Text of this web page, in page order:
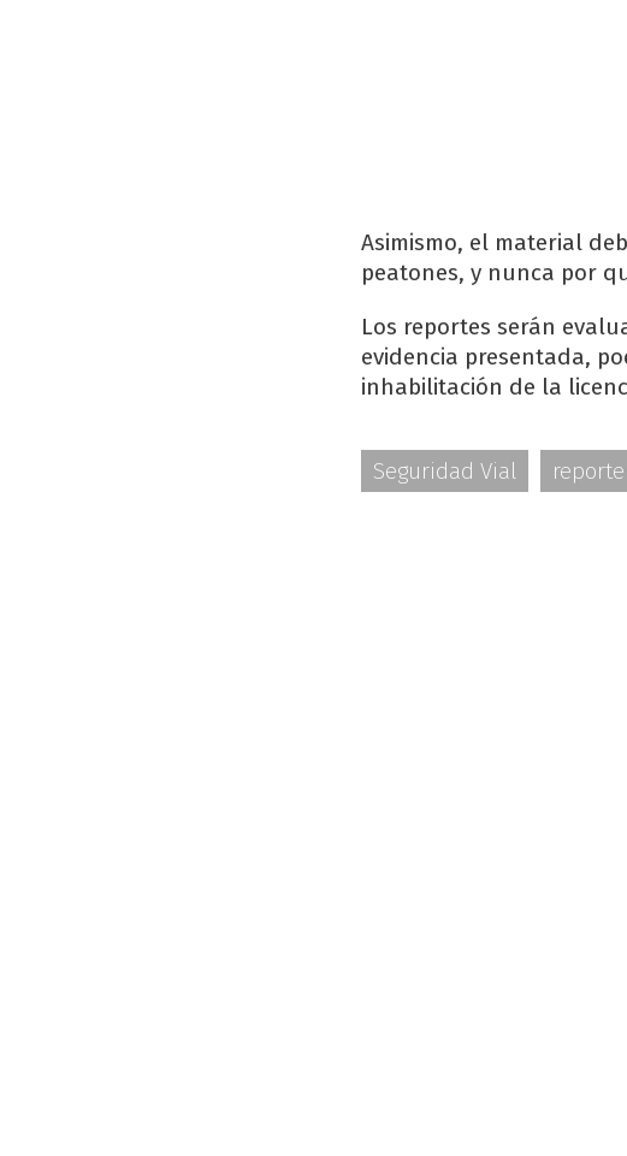
Asimismo, el material
peatones, y nunca por
Los reportes serán
evidencia presentada,
inhabilitación de la
Seguridad Vial reporte